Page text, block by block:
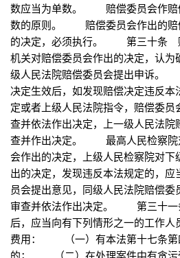
数应当为单数。 赔偿委员会作赔
数的原则。 赔偿委员会作出的赔
的决定，必须执行。 第三十条
机关对赔偿委员会作出的决定，认
级人民法院赔偿委员会提出申诉
决定生效后，如发现赔偿决定违反
定或者上级人民法院指令，赔偿委
查并依法作出决定，上一级人民法院
查并作出决定。 最高人民检察院
会作出的决定，上级人民检察院对
出的决定，发现违反本法规定的，
员会提出意见，同级人民法院赔偿
审查并依法作出决定。 第三十一
后，应当向有下列情形之一的工作
费用： （一）有本法第十七条第
的； （二）在处理案件中有贪污